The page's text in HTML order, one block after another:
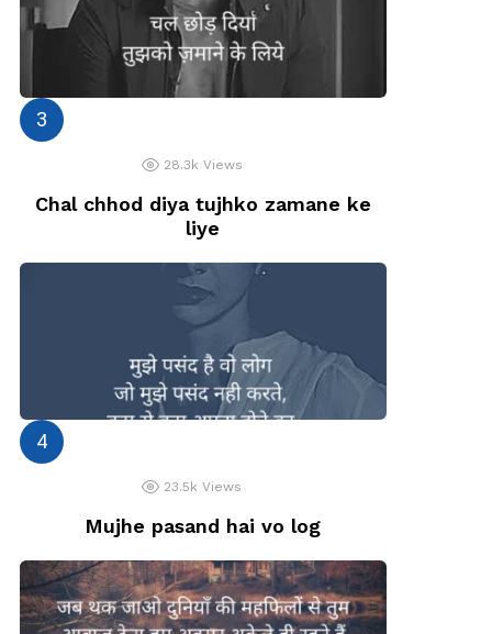
28.3k Views
Chal chhod diya tujhko zamane ke
liye
23.5k Views
Mujhe pasand hai vo log